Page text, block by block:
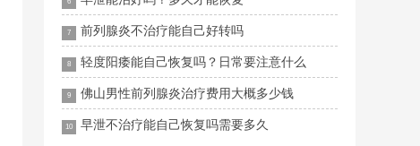
7 前列腺炎不治疗能自己好转吗
8 轻度阳痿能自己恢复吗？日常要注意什么
9 佛山男性前列腺炎治疗费用大概多少钱
10 早泄不治疗能自己恢复吗需要多久